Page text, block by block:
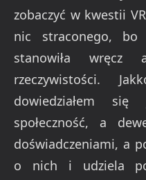
zobaczyć w kwestii
nic straconego, bo
stanowiła wręcz
rzeczywistości.
dowiedziałem
społeczność, a
doświadczeniami, a
o nich i udziela